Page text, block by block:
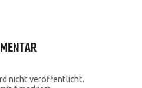
nicht veröffentlicht.